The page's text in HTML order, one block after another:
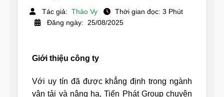
Tác giả: Thảo Vy
Thời gian đọc: 3 Phút
Đăng ngày: 25/08/2025
Giới thiệu công ty
Với uy tín đã được khẳng định trong ngành
vận tải và nâng hạ, Tiến Phát Group chuyên